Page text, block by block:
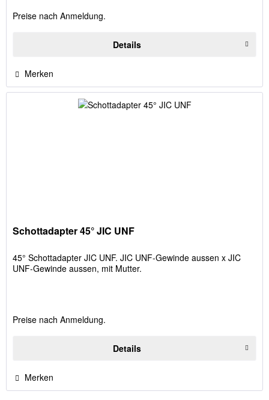
Preise nach Anmeldung.
Details
Merken
Schottadapter 45° JIC UNF
45° Schottadapter JIC UNF. JIC UNF-Gewinde aussen x JIC
UNF-Gewinde aussen, mit Mutter.
Preise nach Anmeldung.
Details
Merken